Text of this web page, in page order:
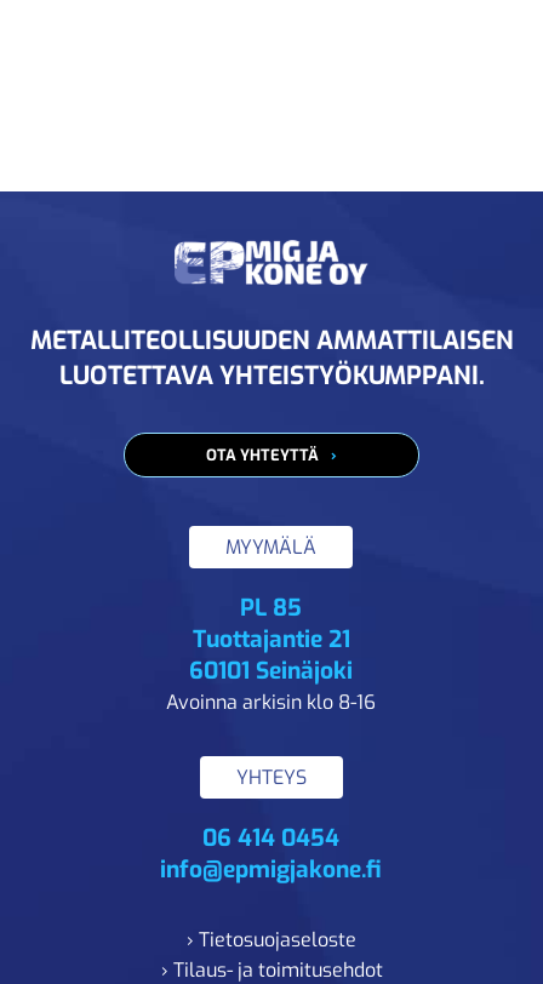
METALLITEOLLISUUDEN AMMATTILAISEN
LUOTETTAVA YHTEISTYÖKUMPPANI.
OTA YHTEYTTÄ
MYYMÄLÄ
PL 85
Tuottajantie 21
60101 Seinäjoki
Avoinna arkisin klo 8-16
YHTEYS
06 414 0454
info@epmigjakone.fi
› Tietosuojaseloste
› Tilaus- ja toimitusehdot